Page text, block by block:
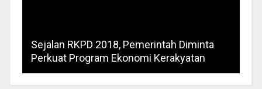
Sejalan RKPD 2018, Pemerintah Diminta
Perkuat Program Ekonomi Kerakyatan